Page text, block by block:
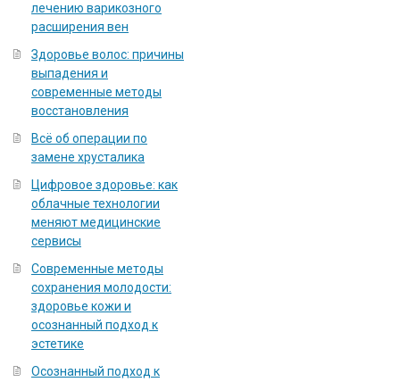
лечению варикозного
расширения вен
Здоровье волос: причины
выпадения и
современные методы
восстановления
Всё об операции по
замене хрусталика
Цифровое здоровье: как
облачные технологии
меняют медицинские
сервисы
Современные методы
сохранения молодости:
здоровье кожи и
осознанный подход к
эстетике
Осознанный подход к